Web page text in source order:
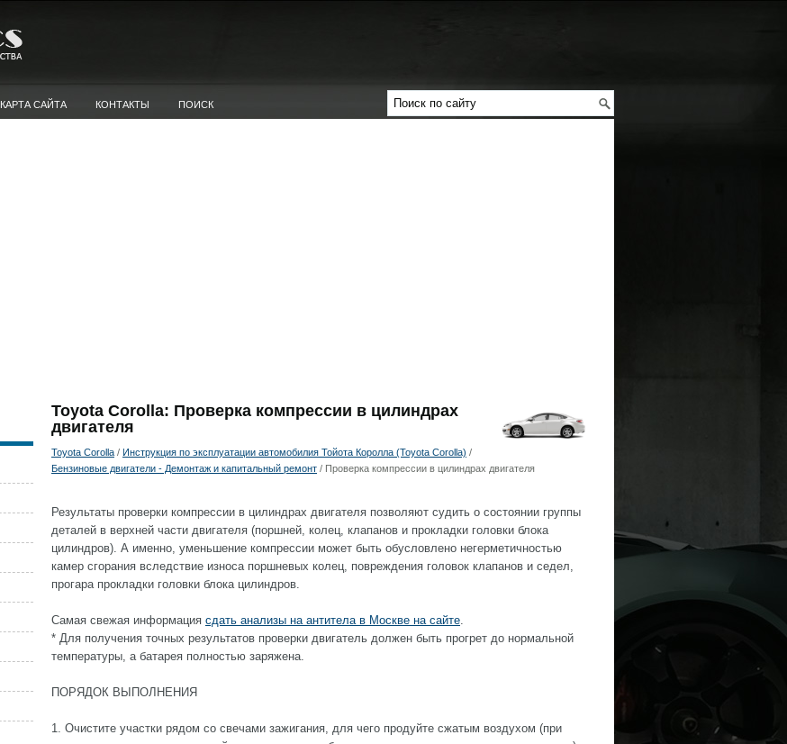
КАРТА САЙТА КОНТАКТЫ ПОИСК
Toyota Corolla: Проверка компрессии в цилиндрах
двигателя
Toyota Corolla / Инструкция по эксплуатации автомобилия Тойота Королла (Toyota Corolla) /
Бензиновые двигатели - Демонтаж и капитальный ремонт / Проверка компрессии в цилиндрах двигателя
Результаты проверки компрессии в цилиндрах двигателя позволяют судить о состоянии группы
деталей в верхней части двигателя (поршней, колец, клапанов и прокладки головки блока
цилиндров). А именно, уменьшение компрессии может быть обусловлено негерметичностью
камер сгорания вследствие износа поршневых колец, повреждения головок клапанов и седел,
прогара прокладки головки блока цилиндров.
Самая свежая информация сдать анализы на антитела в Москве на сайте.
* Для получения точных результатов проверки двигатель должен быть прогрет до нормальной
температуры, а батарея полностью заряжена.
ПОРЯДОК ВЫПОЛНЕНИЯ
1. Очистите участки рядом со свечами зажигания, для чего продуйте сжатым воздухом (при